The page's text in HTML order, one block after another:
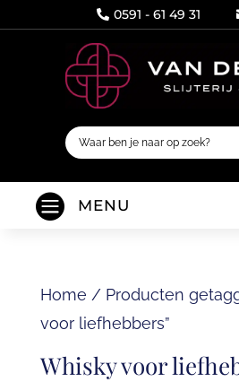
 0591 - 61 49 31
 MENU
Home / Producten
voor liefhebbers”
Whisky voor